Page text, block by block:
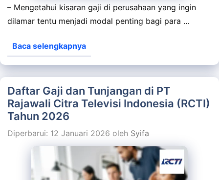
– Mengetahui kisaran gaji di perusahaan yang ingin
dilamar tentu menjadi modal penting bagi para …
Baca selengkapnya
Daftar Gaji dan Tunjangan di PT
Rajawali Citra Televisi Indonesia (RCTI)
Tahun 2026
Diperbarui: 12 Januari 2026 oleh Syifa